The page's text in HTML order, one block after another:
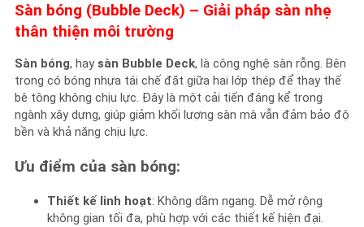
Sàn bóng (Bubble Deck) – Giải pháp sàn nhẹ
thân thiện môi trường
Sàn bóng, haysàn Bubble Deck, là công nghệ sàn rỗng. Bên
trong có bóng nhựa tái chế đặt giữa hai lớp thép để thay thế
bê tông không chịu lực. Đây là một cải tiến đáng kể trong
ngành xây dựng, giúp giảm khối lượng sàn mà vẫn đảm bảo độ
bền và khả năng chịu lực.
Ưu điểm của sàn bóng:
Thiết kế linh hoạt: Không dầm ngang. Dễ mở rộng
không gian tối đa, phù hợp với các thiết kế hiện đại.